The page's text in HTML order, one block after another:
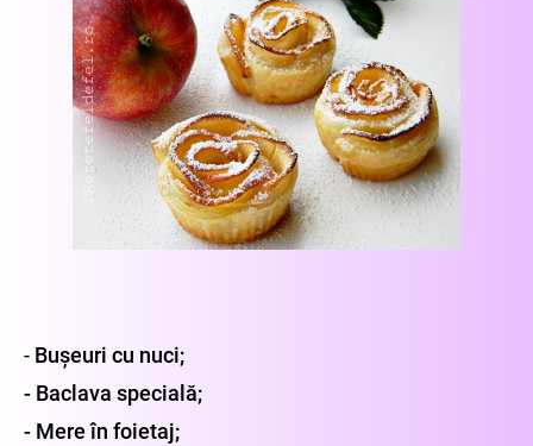
- Bușeuri cu nuci;
- Baclava specială;
- Mere în foietaj;